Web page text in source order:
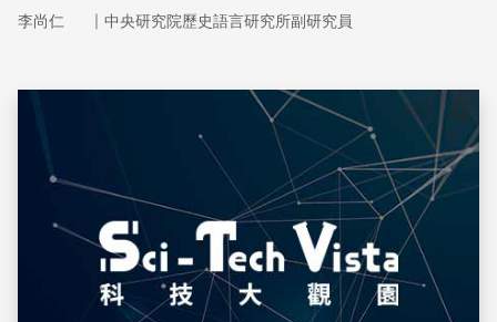
增進，政治經濟、意識形態與社會制度也扮演了重要的角
李尚仁 ｜ 中央研究院歷史語言研究所副研究員
儲存